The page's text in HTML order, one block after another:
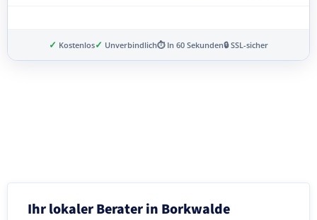
✓ Kostenlos✓ Unverbindlich⏱ In 60 Sekunden🔒 SSL-sicher
Ihr lokaler Berater in Borkwalde